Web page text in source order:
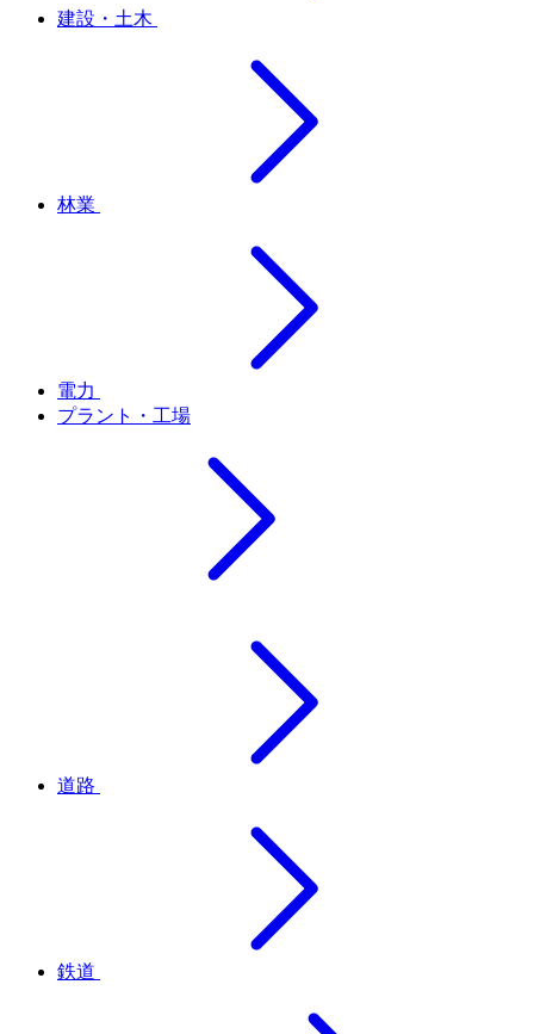
建設・土木
林業
電力
プラント・工場
道路
鉄道